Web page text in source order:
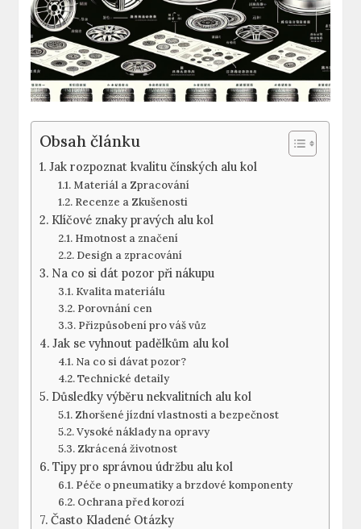
Obsah článku
Jak rozpoznat kvalitu čínských alu kol
Materiál a Zpracování
Recenze a Zkušenosti
Klíčové znaky pravých alu kol
Hmotnost a značení
Design a zpracování
Na co si dát pozor při nákupu
Kvalita materiálu
Porovnání cen
Přizpůsobení pro váš vůz
Jak se vyhnout padělkům alu kol
Na co si dávat pozor?
Technické detaily
Důsledky výběru nekvalitních alu kol
Zhoršené jízdní vlastnosti a bezpečnost
Vysoké náklady na opravy
Zkrácená životnost
Tipy pro správnou údržbu alu kol
Péče o pneumatiky a brzdové komponenty
Ochrana před korozí
Často Kladené Otázky